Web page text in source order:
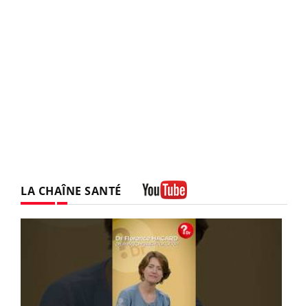
LA CHAÎNE SANTÉ